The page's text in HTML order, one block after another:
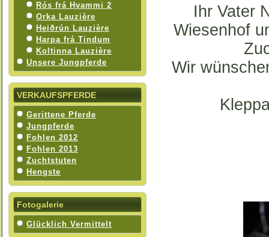
Rós frá Hvammi 2
Orka Lauzière
Heiðrún Lauzière
Harpa frá Tindum
Koltinna Lauzière
Unsere Jungpferde
VERKAUFSPFERDE
Gerittene Pferde
Jungpferde
Fohlen 2012
Fohlen 2013
Zuchtstuten
Hengste
Fotogalerie
Glücklich Vermittelt
Ihr Vater
Wiesenhof
Wir